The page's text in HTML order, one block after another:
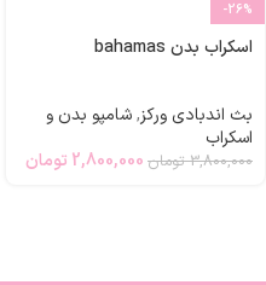
-26%
اسکراب بدن bahamas
بث اندبادی ورکز,شامپو بدن و
اسکراب
3,800,000 تومان 2,800,000 تومان